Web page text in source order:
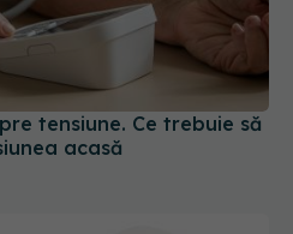
tensiune. Ce trebuie să
acasă